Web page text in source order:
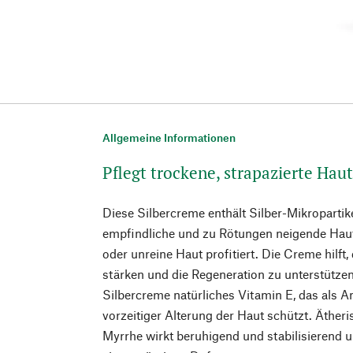
Allgemeine Informationen
Pflegt trockene, strapazierte
Diese Silbercreme enthält Silber-
empfindliche und zu Rötungen neigende
oder unreine Haut profitiert. Die Creme
stärken und die Regeneration zu
Silbercreme natürliches Vitamin E, das als
vorzeitiger Alterung der Haut schützt.
Myrrhe wirkt beruhigend und stabilisierend